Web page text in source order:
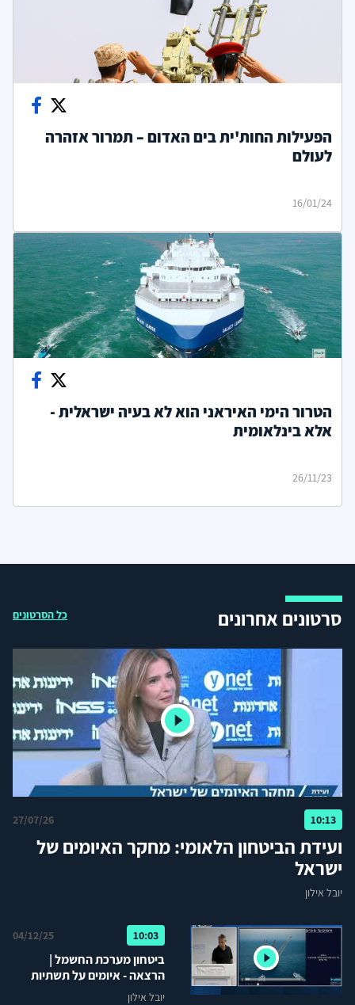
הפעילות החות'ית בים האדום – תמרור אזהרה
לעולם
16/01/24
הטרור הימי האיראני הוא לא בעיה ישראלית -
אלא בינלאומית
26/11/23
סרטונים אחרונים כל הסרטונים
10:13
27/07/26
ועידת הביטחון הלאומי: מחקר האיומים של
ישראל
יובל אילון
10:03
04/12/25
ביטחון מערכת החשמל |
הרצאה - איומים על תשתיות
אנרגטיות לאומיות בים
יובל אילון